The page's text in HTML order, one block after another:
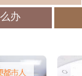
办